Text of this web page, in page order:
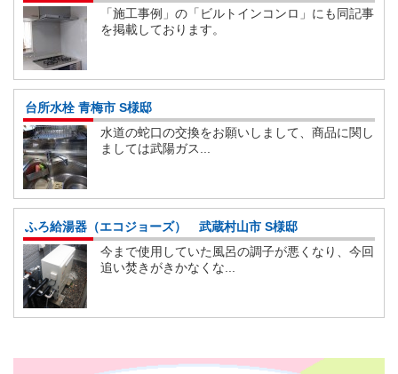
「施工事例」の「ビルトインコンロ」にも同記事
を掲載しております。
台所水栓 青梅市 S様邸
水道の蛇口の交換をお願いしまして、商品に関し
ましては武陽ガス...
ふろ給湯器（エコジョーズ） 武蔵村山市 S様邸
今まで使用していた風呂の調子が悪くなり、今回
追い焚きがきかなくな...